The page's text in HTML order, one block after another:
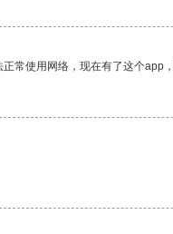
常使用网络，现在有了这个app，